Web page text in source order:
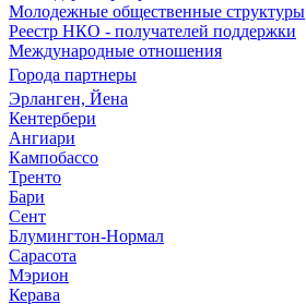
Молодежные общественные структуры
Реестр НКО - получателей поддержки
Международные отношения
Города партнеры
Эрланген, Йена
Кентербери
Ангиари
Кампобассо
Тренто
Бари
Сент
Блумингтон-Нормал
Сарасота
Мэрион
Керава